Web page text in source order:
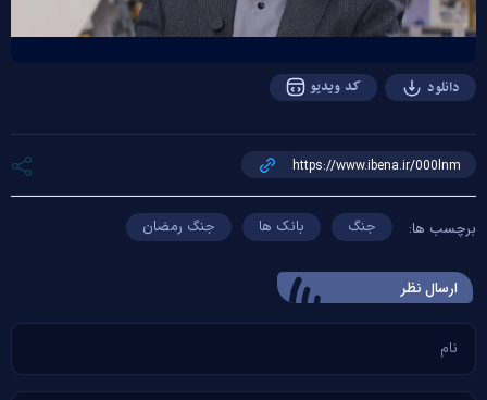
دانلود کد ویدیو
برچسب ها: جنگ بانک ها جنگ رمضان
ارسال‌ نظر